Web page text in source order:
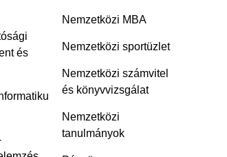
és
Nemzetközi MBA
Nemzetközi sportüzlet
Nemzetközi számvitel
és könyvvizsgálat
Nemzetközi
tanulmányok